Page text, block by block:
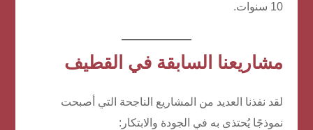
10 سنوات.
مشاريعنا السابقة في القطيف
لقد نفذنا العديد من المشاريع الناجحة التي أصبحت
نموذجًا يُحتذى به في الجودة والابتكار: